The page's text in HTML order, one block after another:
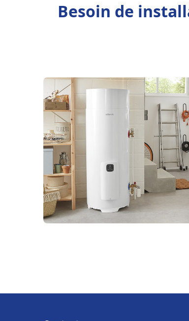
Besoin de